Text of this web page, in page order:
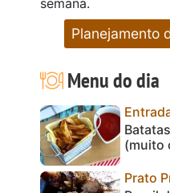
Planejamento
Menu do dia
(muito
Prato